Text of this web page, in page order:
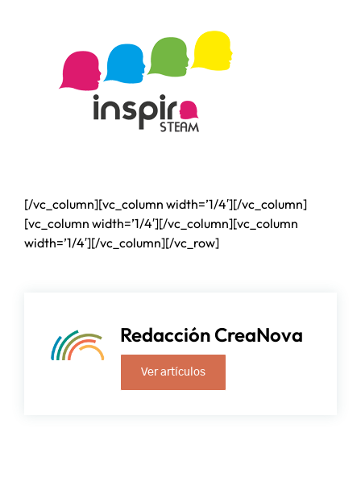
[/vc_column][vc_column width=’1/4′][/vc_column]
[vc_column width=’1/4′][/vc_column][vc_column
width=’1/4′][/vc_column][/vc_row]
Redacción CreaNova
Ver artículos